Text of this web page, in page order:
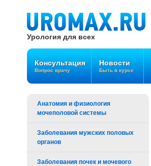
Урология для всех
Консультация
Вопрос врачу
Новости
Быть в курсе
Анатомия и физиология
мочеполовой системы
Заболевания мужских половых
органов
Заболевания почек и мочевого